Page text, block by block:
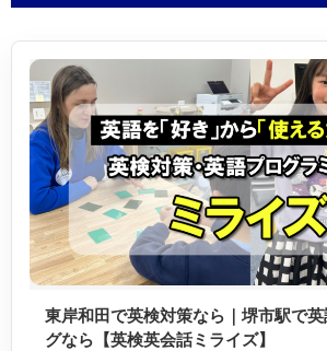
東岸和田で英検対策なら｜堺市駅で
グなら【英検英会話ミライズ】